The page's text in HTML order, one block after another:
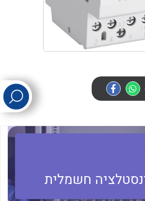
לכל מוצרי היצרן
חשמלית